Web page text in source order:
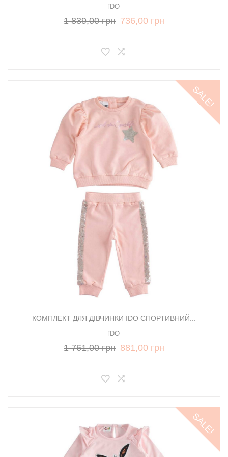
iDO
1 839,00 грн 736,00 грн
SALE!
КОМПЛЕКТ ДЛЯ ДІВЧИНКИ IDO СПОРТИВНИЙ...
iDO
1 761,00 грн 881,00 грн
SALE!